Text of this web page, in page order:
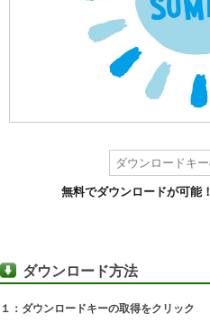
無料でダウンロードが可能！
ダウンロード方法
１：ダウンロードキーの取得をクリック